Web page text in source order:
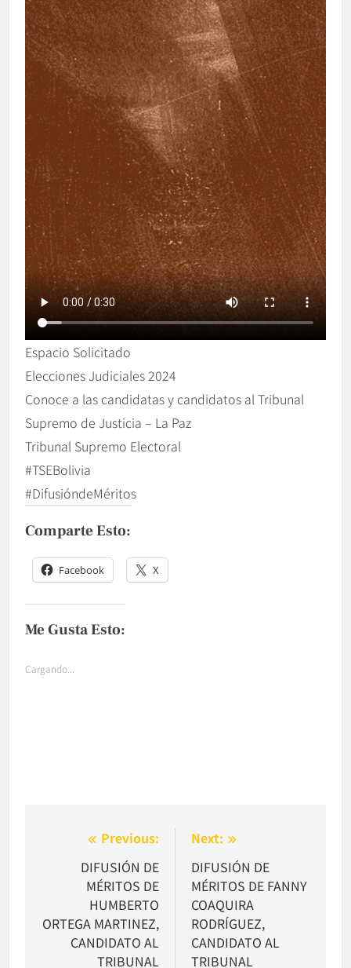
Espacio Solicitado
Elecciones Judiciales 2024
Conoce a las candidatas y candidatos al Tribunal
Supremo de Justicia – La Paz
Tribunal Supremo Electoral
#TSEBolivia
#DifusióndeMéritos
Comparte Esto:
Facebook X
Me Gusta Esto:
Cargando...
Navegación
entradas
Previous:
DIFUSIÓN DE
MÉRITOS DE
HUMBERTO
ORTEGA MARTINEZ,
CANDIDATO AL
TRIBUNAL
Next:
DIFUSIÓN DE
MÉRITOS DE FANNY
COAQUIRA
RODRÍGUEZ,
CANDIDATO AL
TRIBUNAL